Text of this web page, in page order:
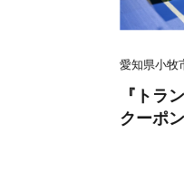
愛知県小牧
『トラ
クーポ